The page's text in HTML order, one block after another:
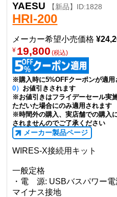
YAESU 【新品】ID:1828
HRI-200
メーカー希望小売価格
¥ 19,800 (税込)
※購入時に5%OFFクーポンが適
0） お値引きされます
※お値引きはフライデーセール実
ただいた場合にのみ適用されます
※時間外の購入、実店舗での購入
されませんのでご了承ください
メーカー製品ページ
WIRES-X接続用キット
一般定格
・電 源: USBバスパワー電
マイナス接地